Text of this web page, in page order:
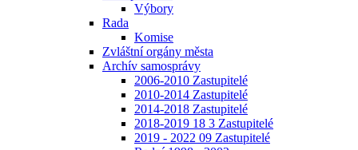
Výbory
Rada
Komise
Zvláštní orgány města
Archív samosprávy
2006-2010 Zastupitelé
2010-2014 Zastupitelé
2014-2018 Zastupitelé
2018-2019 18 3 Zastupitelé
2019 - 2022 09 Zastupitelé